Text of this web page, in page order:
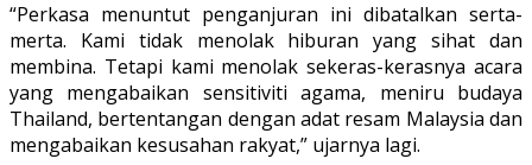
“Perkasa menuntut penganjuran ini dibatalkan serta-
merta. Kami tidak menolak hiburan yang sihat dan
membina. Tetapi kami menolak sekeras-kerasnya acara
yang mengabaikan sensitiviti agama, meniru budaya
Thailand, bertentangan dengan adat resam Malaysia dan
mengabaikan kesusahan rakyat,” ujarnya lagi.